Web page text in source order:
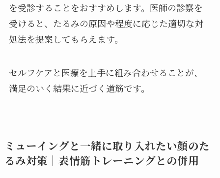
を受診することをおすすめします。医師の診察を
受けると、たるみの原因や程度に応じた適切な対
処法を提案してもらえます。
セルフケアと医療を上手に組み合わせることが、
満足のいく結果に近づく道筋です。
ミューイングと一緒に取り入れたい顔のた
るみ対策｜表情筋トレーニングとの併用